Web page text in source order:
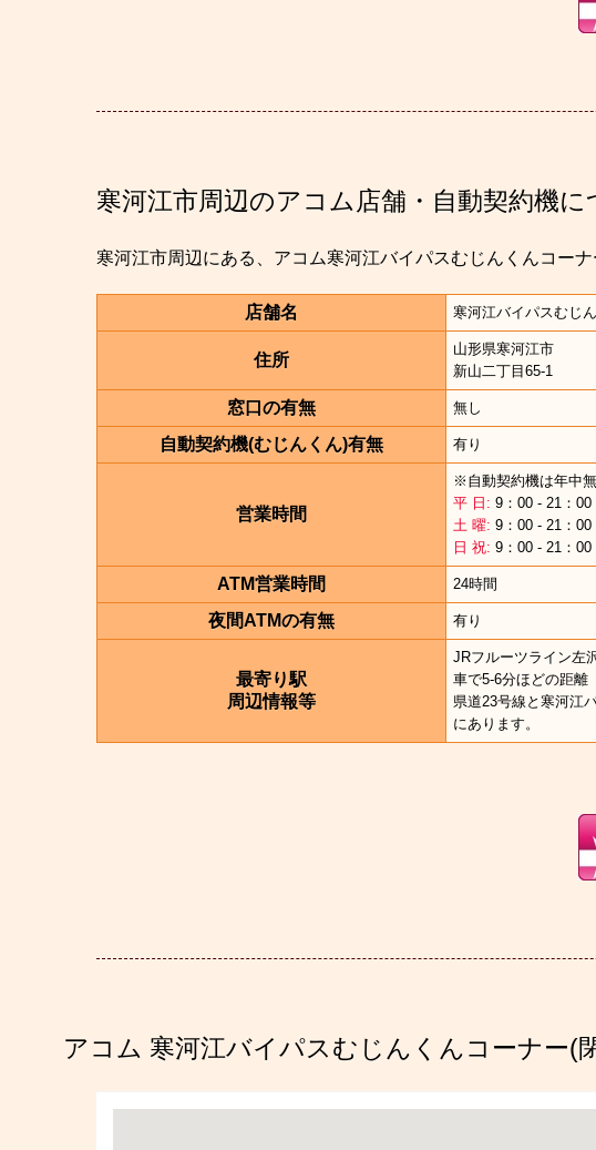
寒河江市周辺のアコム店舗・自動契約機に
寒河江市周辺にある、アコム寒河江バイパスむじんくんコー
店舗名 寒河江バイパスむじ
住所
山形県寒河江市
新山二丁目65-1
窓口の有無 無し
自動契約機(むじんくん)有無 有り
営業時間
※自動契約機は年中
平 日: 9：00 - 21：00
土 曜: 9：00 - 21：00
日 祝: 9：00 - 21：00
ATM営業時間 24時間
夜間ATMの有無 有り
最寄り駅
周辺情報等
JRフルーツライン左
車で5-6分ほどの距離
県道23号線と寒河江
にあります。
アコム 寒河江バイパスむじんくんコーナー(